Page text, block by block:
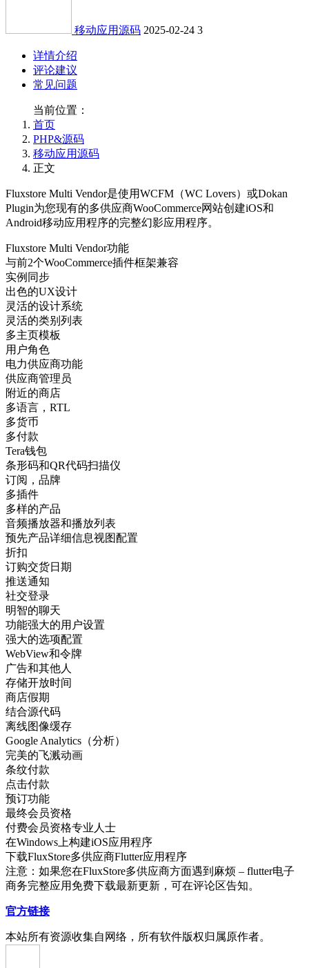
移动应用源码 2025-02-24 3
详情介绍
评论建议
常见问题
当前位置：
首页
PHP&源码
移动应用源码
正文
Fluxstore Multi Vendor是使用WCFM（WC Lovers）或Dokan
Plugin为您现有的多供应商WooCommerce网站创建iOS和
Android移动应用程序的完整幻影应用程序。
Fluxstore Multi Vendor功能
与前2个WooCommerce插件框架兼容
实例同步
出色的UX设计
灵活的设计系统
灵活的类别列表
多主页模板
用户角色
电力供应商功能
供应商管理员
附近的商店
多语言，RTL
多货币
多付款
Tera钱包
条形码和QR代码扫描仪
订阅，品牌
多插件
多样的产品
音频播放器和播放列表
预先产品详细信息视图配置
折扣
订购交货日期
推送通知
社交登录
明智的聊天
功能强大的用户设置
强大的选项配置
WebView和令牌
广告和其他人
存储开放时间
商店假期
结合源代码
离线图像缓存
Google Analytics（分析）
完美的飞溅动画
条纹付款
点击付款
预订功能
最终会员资格
付费会员资格专业人士
在Windows上构建iOS应用程序
下载FluxStore多供应商Flutter应用程序
注意：如果您在FluxStore多供应商方面遇到麻烦 – flutter电子
商务完整应用免费下载最新更新，可在评论区告知。
官方链接
本站所有资源收集自网络，所有软件版权归属原作者。